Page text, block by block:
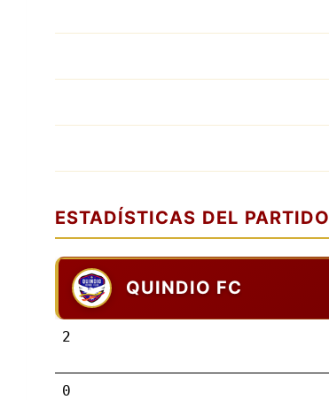
ESTADÍSTICAS DEL PARTIDO
QUINDIO FC
2
0